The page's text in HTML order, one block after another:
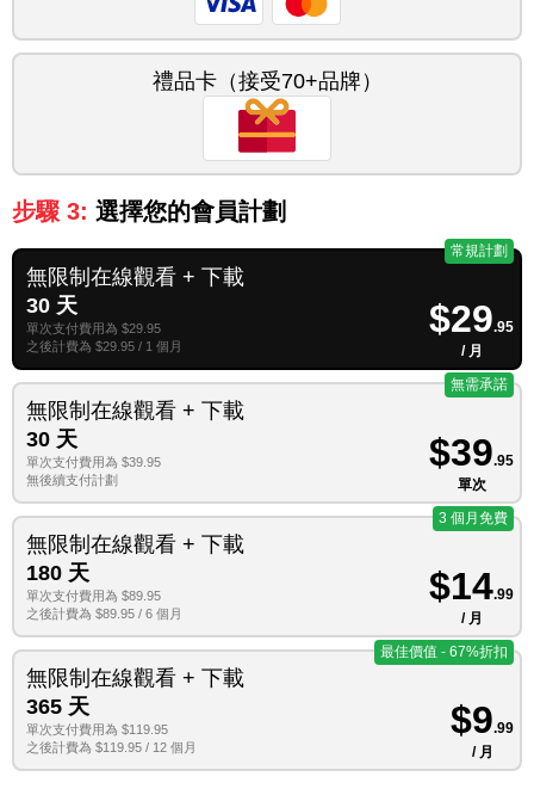
禮品卡（接受70+品牌）
步驟 3: 選擇您的會員計劃
無限制在線觀看 + 下載
30 天
單次支付費用為 $29.95
之後計費為 $29.95 / 1 個月
$29.95
/ 月
常規計劃
無限制在線觀看 + 下載
30 天
單次支付費用為 $39.95
無後續支付計劃
$39.95
單次
無需承諾
無限制在線觀看 + 下載
180 天
單次支付費用為 $89.95
之後計費為 $89.95 / 6 個月
$14.99
/ 月
3 個月免費
無限制在線觀看 + 下載
365 天
單次支付費用為 $119.95
之後計費為 $119.95 / 12 個月
$9.99
/ 月
最佳價值 - 67%折扣